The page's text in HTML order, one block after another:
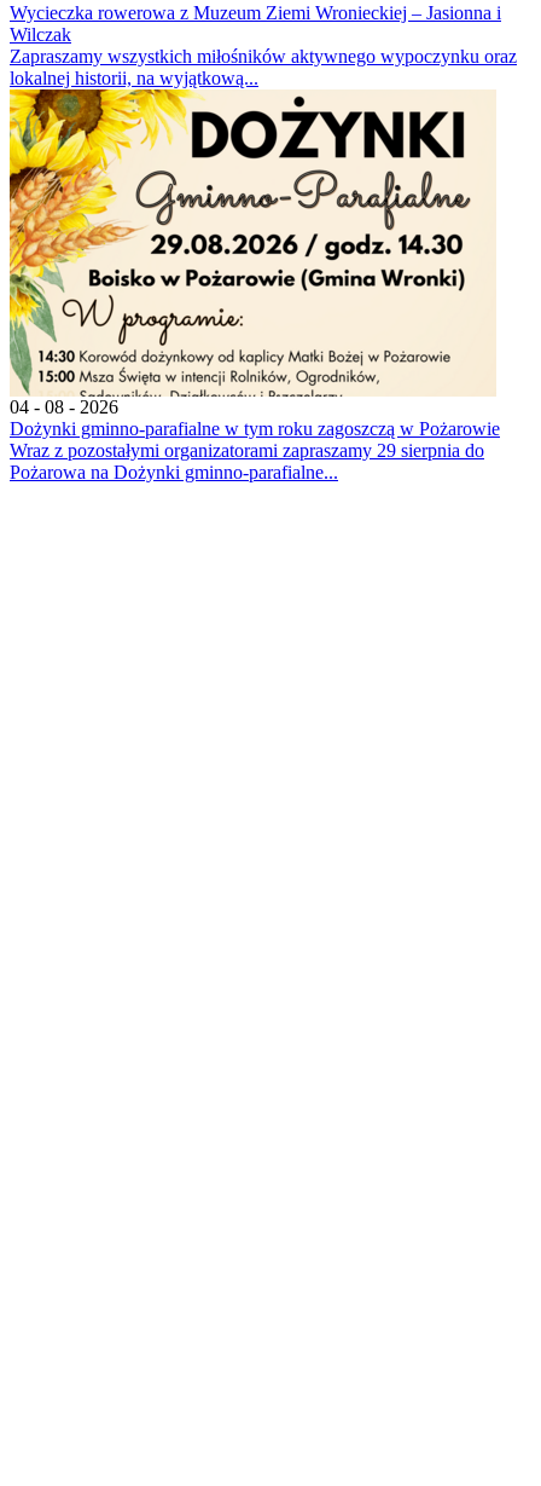
Wycieczka rowerowa z Muzeum Ziemi Wronieckiej – Jasionna i
Wilczak
Zapraszamy wszystkich miłośników aktywnego wypoczynku oraz
lokalnej historii, na wyjątkową...
04 - 08 - 2026
Dożynki gminno-parafialne w tym roku zagoszczą w Pożarowie
Wraz z pozostałymi organizatorami zapraszamy 29 sierpnia do
Pożarowa na Dożynki gminno-parafialne...